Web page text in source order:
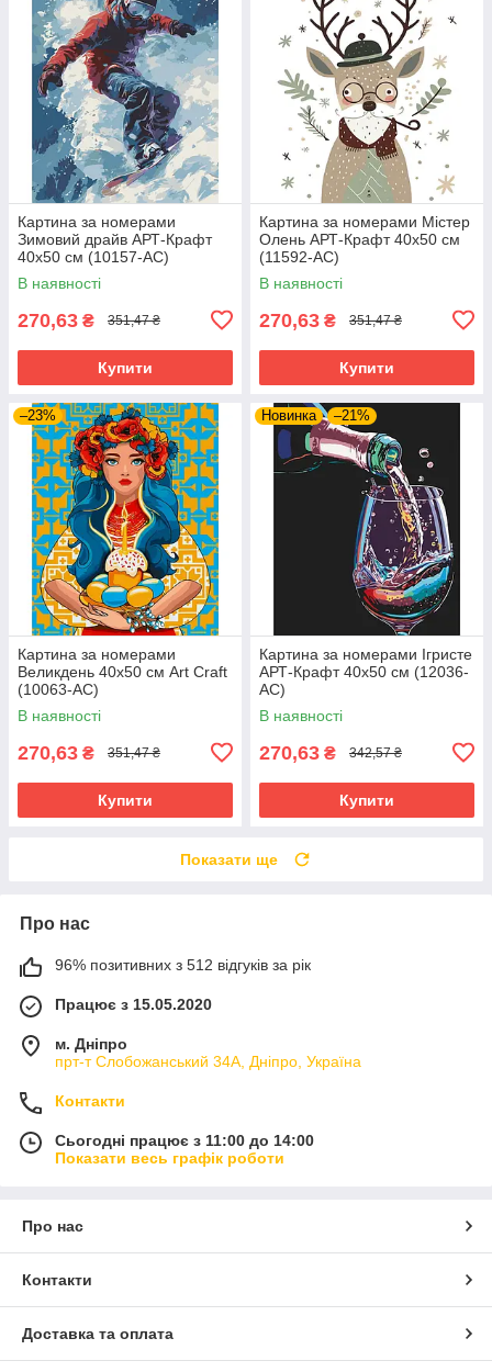
Картина за номерами
Зимовий драйв АРТ-Крафт
40x50 см (10157-AC)
В наявності
270,63 ₴ 351,47 ₴
Купити
Картина за номерами Містер
Олень АРТ-Крафт 40x50 см
(11592-AC)
В наявності
270,63 ₴ 351,47 ₴
Купити
–23%
Картина за номерами
Великдень 40х50 см Art Craft
(10063-AC)
В наявності
270,63 ₴ 351,47 ₴
Купити
Новинка –21%
Картина за номерами Ігристе
АРТ-Крафт 40x50 см (12036-
AC)
В наявності
270,63 ₴ 342,57 ₴
Купити
Показати ще
Про нас
96% позитивних з 512 відгуків за рік
Працює з 15.05.2020
м. Дніпро
прт-т Слобожанський 34А, Дніпро, Україна
Контакти
Сьогодні працює з 11:00 до 14:00
Показати весь графік роботи
Про нас
Контакти
Доставка та оплата